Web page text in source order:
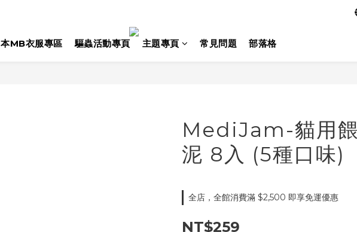
MB衣服專區 驅蟲活動專頁 主題專頁 常見問題 部落格
MediJam-貓用
泥 8入 (5種口味)
全店，全館消費滿 $2,500 即享免運優惠
NT$259